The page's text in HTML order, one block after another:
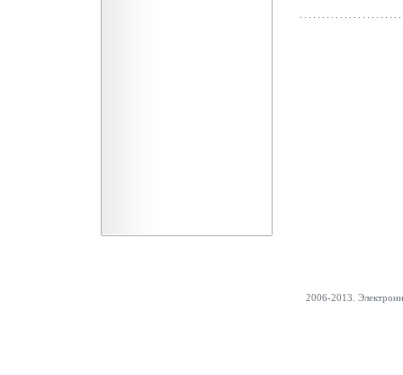
2006-2013.